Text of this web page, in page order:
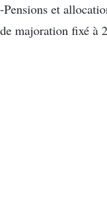
-Pensions et
de majoration fixé à